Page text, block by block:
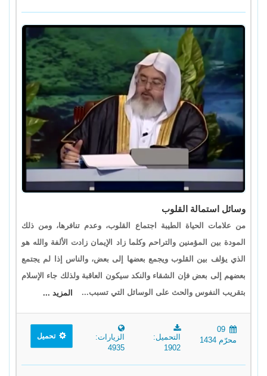
وسائل استمالة القلوب
من علامات الحياة الطيبة اجتماع القلوب، وعدم تنافرها، ومن ذلك
المودة بين المؤمنين والتراحم وكلما زاد الإيمان زادت الألفة والله هو
الذي يؤلف بين القلوب ويجمع بعضها إلى بعض، والناس إذا لم يجتمع
بعضهم إلى بعض فإن الشقاء والنكد سيكون العاقبة ولذلك جاء الإسلام
بتقريب النفوس والحث على الوسائل التي تسبب...
المزيد ...
09
محرّم 1434
التحميل:
1902
الزيارات:
4935
تحميل